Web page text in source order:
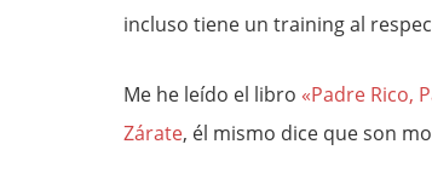
incluso tiene un training al
Me he leído el libro «Padre Rico,
Zárate, él mismo dice que son